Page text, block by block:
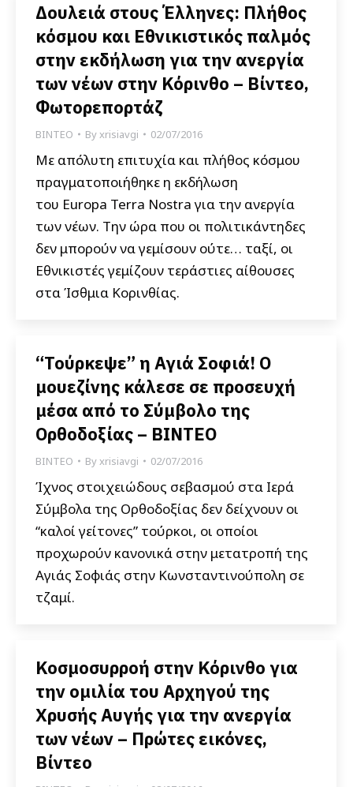
Δουλειά στους Έλληνες: Πλήθος
κόσμου και Εθνικιστικός παλμός
στην εκδήλωση για την ανεργία
των νέων στην Κόρινθο – Βίντεο,
Φωτορεπορτάζ
ΒΙΝΤΕΟ Byxrisiavgi 02/07/2016
Με απόλυτη επιτυχία και πλήθος κόσμου
πραγματοποιήθηκε η εκδήλωση
του Europa Terra Nostra για την ανεργία
των νέων. Την ώρα που οι πολιτικάντηδες
δεν μπορούν να γεμίσουν ούτε… ταξί, οι
Εθνικιστές γεμίζουν τεράστιες αίθουσες
στα Ίσθμια Κορινθίας.
“Τούρκεψε” η Αγιά Σοφιά! Ο
μουεζίνης κάλεσε σε προσευχή
μέσα από το Σύμβολο της
Ορθοδοξίας – ΒΙΝΤΕΟ
ΒΙΝΤΕΟ Byxrisiavgi 02/07/2016
Ίχνος στοιχειώδους σεβασμού στα Ιερά
Σύμβολα της Ορθοδοξίας δεν δείχνουν οι
“καλοί γείτονες” τούρκοι, οι οποίοι
προχωρούν κανονικά στην μετατροπή της
Αγιάς Σοφιάς στην Κωνσταντινούπολη σε
τζαμί.
Κοσμοσυρροή στην Κόρινθο για
την ομιλία του Αρχηγού της
Χρυσής Αυγής για την ανεργία
των νέων – Πρώτες εικόνες,
Βίντεο